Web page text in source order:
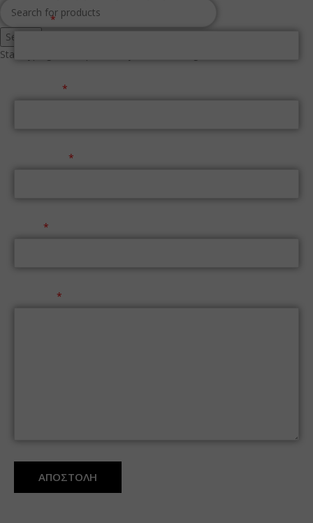
Search
Start typing to see products you are looking for.
Όνομα
ΑΠΟΣΤΟΛΗ